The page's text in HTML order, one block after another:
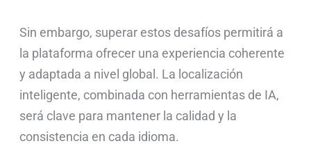
Sin embargo, superar estos desafíos permitirá a
la plataforma ofrecer una experiencia coherente
y adaptada a nivel global. La localización
inteligente, combinada con herramientas de IA,
será clave para mantener la calidad y la
consistencia en cada idioma.